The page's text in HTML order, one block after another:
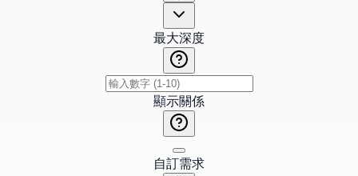
最大深度
顯示關係
自訂需求